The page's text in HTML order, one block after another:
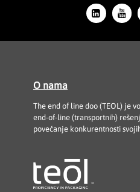
O nama
The end of line doo (TEOL) je
end-of-line (transportnih)
povećanje konkurentnosti